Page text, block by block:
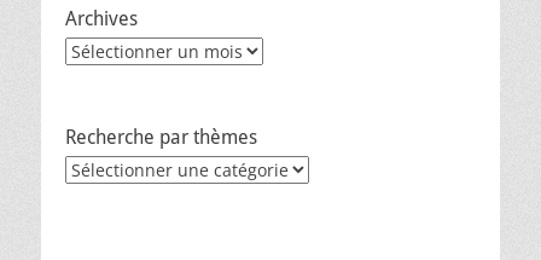
Archives
Archives
Recherche par thèmes
Recherche